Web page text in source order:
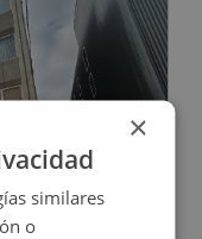
GONZALEZ, 14
×
similares
o